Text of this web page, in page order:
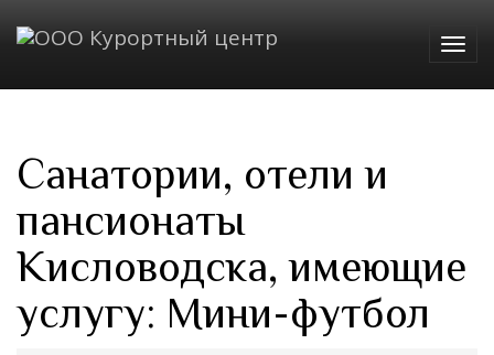
Санатории, отели и
пансионаты
Кисловодска, имеющие
услугу: Мини-футбол